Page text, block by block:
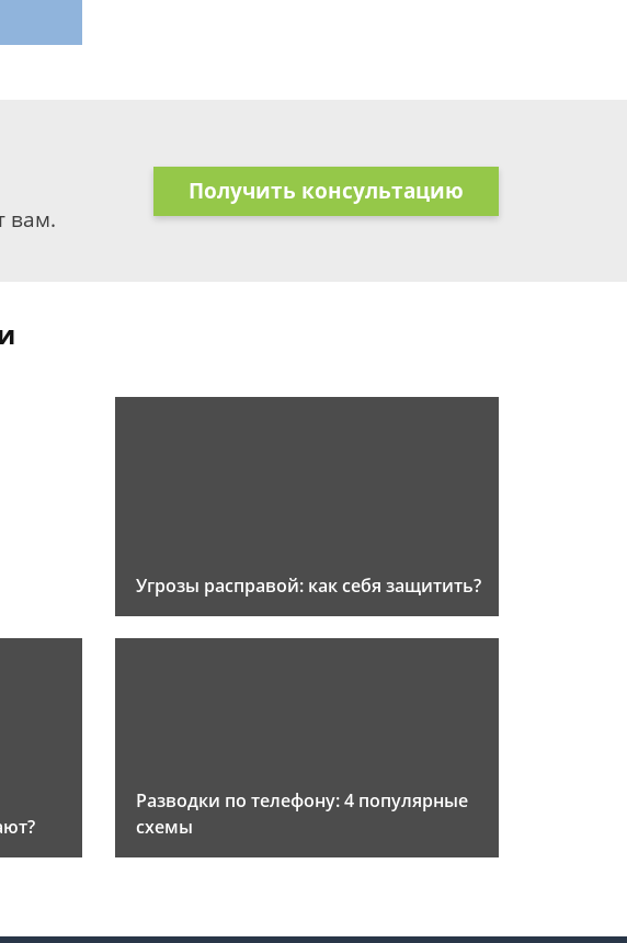
вам.
Получить консультацию
Угрозы расправой: как себя защитить?
Разводки по телефону: 4 популярные
схемы